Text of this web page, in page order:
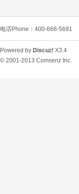
电话Phone：400-666-5691
Powered by Discuz! X3.4
© 2001-2013 Comsenz Inc.